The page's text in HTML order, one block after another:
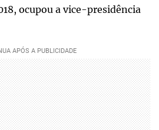
ocupou a vice-presidência